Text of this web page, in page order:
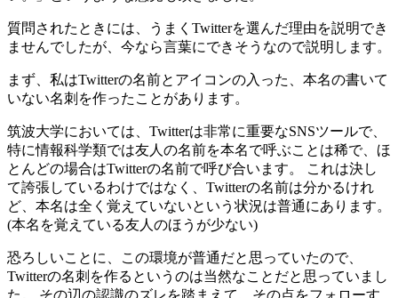
質問されたときには、うまくTwitterを選んだ理由を説明でき
ませんでしたが、今なら言葉にできそうなので説明します。
まず、私はTwitterの名前とアイコンの入った、本名の書いて
いない名刺を作ったことがあります。
筑波大学においては、Twitterは非常に重要なSNSツールで、
特に情報科学類では友人の名前を本名で呼ぶことは稀で、ほ
とんどの場合はTwitterの名前で呼び合います。 これは決し
て誇張しているわけではなく、Twitterの名前は分かるけれ
ど、本名は全く覚えていないという状況は普通にあります。
(本名を覚えている友人のほうが少ない)
恐ろしいことに、この環境が普通だと思っていたので、
Twitterの名刺を作るというのは当然なことだと思っていまし
た。 その辺の認識のズレを踏まえて、その点をフォローす